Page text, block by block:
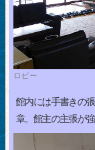
ロビー
館内には手書きの
章。館主の主張が強